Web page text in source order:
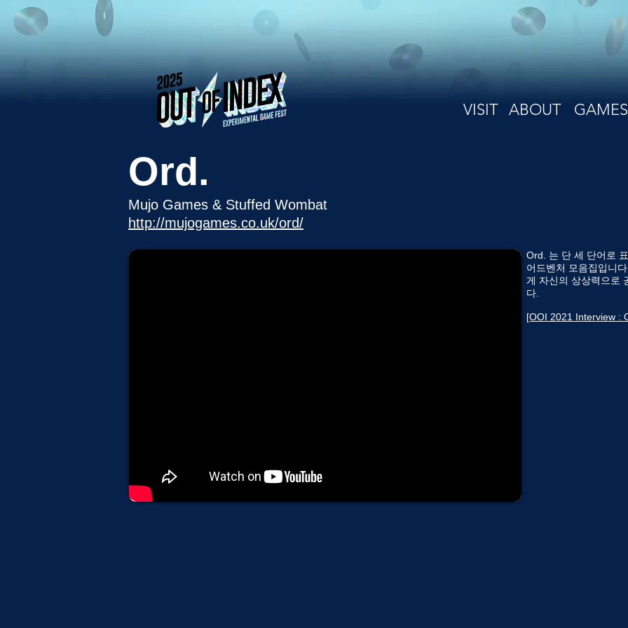
VISIT ABOUT GAMES
Ord.
Mujo Games & Stuffed Wombat
http://mujogames.co.uk/ord/
Ord. 는 단 세 단어로
어드벤처 모음집입니
게 자신의 상상력으로
다.
[OOI 2021 Interview :